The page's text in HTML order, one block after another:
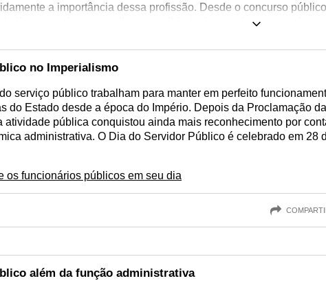
a importância dessa profissão. Desde o concurso
e estuda para melhor a qualidade dos serviços prestados
importantíssima área! Compartilhe mensagens sobre a data e
funcionário público? Parabenize com mensagens
no Imperialismo
serviço público trabalham para manter em perfeito
do Estado desde a época do Império. Depois da Proclamação da
atividade pública conquistou ainda mais reconhecimento por
administrativa. O Dia do Servidor Público é celebrado em 28
os funcionários públicos em seu dia
além da função administrativa